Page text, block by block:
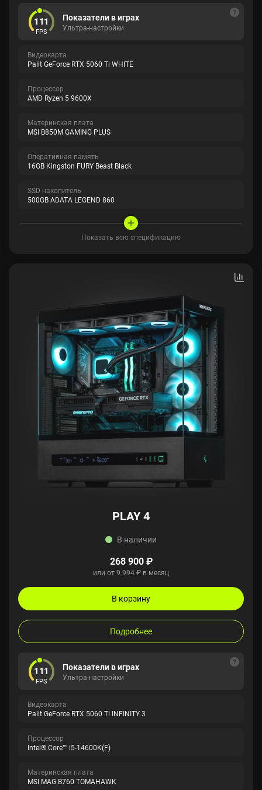
111
FPS
Показатели в играх
Ультра-настройки
Видеокарта
Palit GeForce RTX 5060 Ti WHITE
Процессор
AMD Ryzen 5 9600X
Материнская плата
MSI B850M GAMING PLUS
Оперативная память
16GB Kingston FURY Beast Black
SSD накопитель
500GB ADATA LEGEND 860
Показать всю спецификацию
PLAY 4
В наличии
268 900 ₽
или от 9 994 ₽ в месяц
В корзину
Подробнее
111
FPS
Показатели в играх
Ультра-настройки
Видеокарта
Palit GeForce RTX 5060 Ti INFINITY 3
Процессор
Intel® Core™ i5-14600K(F)
Материнская плата
MSI MAG B760 TOMAHAWK